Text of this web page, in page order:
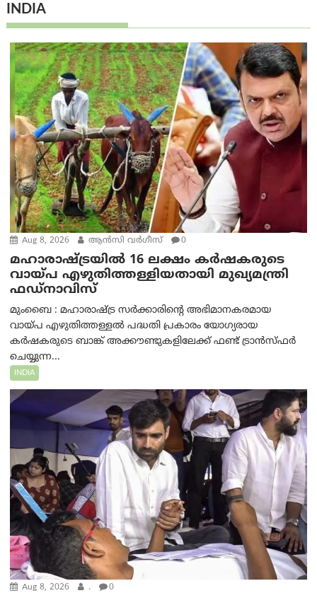
INDIA
Aug 8, 2026 ആന്‍സി വര്‍ഗീസ് 0
മഹാരാഷ്ട്രയിൽ 16 ലക്ഷം കർഷകരുടെ
വായ്പ എഴുതിത്തള്ളിയതായി മുഖ്യമന്ത്രി
ഫഡ്‌നാവിസ്
മുംബൈ : മഹാരാഷ്ട്ര സർക്കാരിന്റെ അഭിമാനകരമായ
വായ്പ എഴുതിത്തള്ളൽ പദ്ധതി പ്രകാരം യോഗ്യരായ
കർഷകരുടെ ബാങ്ക് അക്കൗണ്ടുകളിലേക്ക് ഫണ്ട് ട്രാൻസ്ഫർ
ചെയ്യുന്ന...
INDIA
Aug 8, 2026 . 0